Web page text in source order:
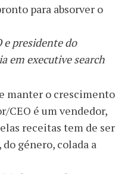
para absorver o
e presidente do
em executive search
manter o crescimento
CEO é um vendedor,
receitas tem de ser
género, colada a